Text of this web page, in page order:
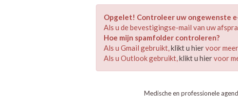
Opgelet! Controleer uw ongewenste
Als u de bevestigingse-mail van uw
Hoe mijn spamfolder controleren?
Als u Gmail gebruikt,klikt u hiervoor
Als u Outlook gebruikt,klikt u hiervoor
Medische en professionele